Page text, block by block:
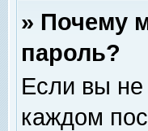
» Почему
пароль?
Если вы не
каждом